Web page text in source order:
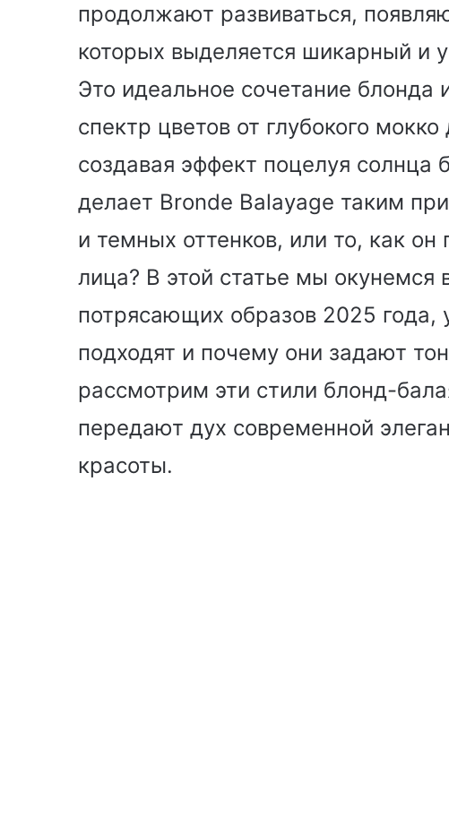
продолжают развиваться,
которых выделяется шикарный и
Это идеальное сочетание
спектр цветов от глубокого
создавая эффект поцелуя солнца
делает Bronde Balayage таким
и темных оттенков, или то, как
лица? В этой статье мы окунемся
потрясающих образов 2025 года,
подходят и почему они задают
рассмотрим эти стили блонд-
передают дух современной
красоты.